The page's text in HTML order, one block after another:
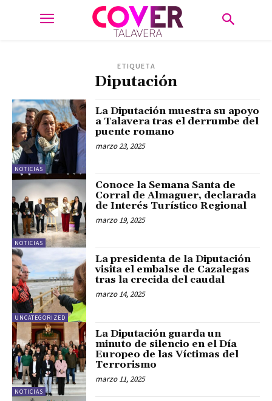
ETIQUETA
Diputación
NOTICIAS
La Diputación muestra su apoyo
a Talavera tras el derrumbe del
puente romano
marzo 23, 2025
NOTICIAS
Conoce la Semana Santa de
Corral de Almaguer, declarada
de Interés Turístico Regional
marzo 19, 2025
UNCATEGORIZED
La presidenta de la Diputación
visita el embalse de Cazalegas
tras la crecida del caudal
marzo 14, 2025
NOTICIAS
La Diputación guarda un
minuto de silencio en el Día
Europeo de las Víctimas del
Terrorismo
marzo 11, 2025